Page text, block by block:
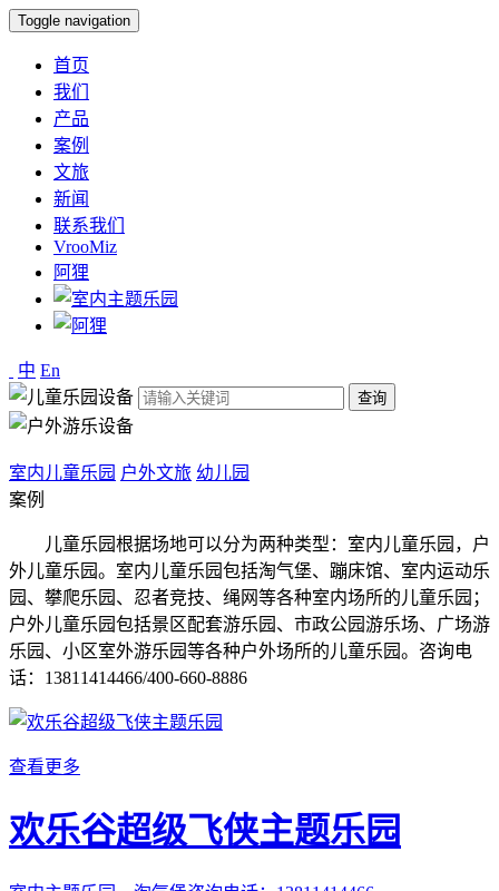
Toggle navigation
首页
我们
产品
案例
文旅
新闻
联系我们
VrooMiz
阿狸
中 En
查询
室内儿童乐园 户外文旅 幼儿园
案例
儿童乐园根据场地可以分为两种类型：室内儿童乐园，户
外儿童乐园。室内儿童乐园包括淘气堡、蹦床馆、室内运动乐
园、攀爬乐园、忍者竞技、绳网等各种室内场所的儿童乐园；
户外儿童乐园包括景区配套游乐园、市政公园游乐场、广场游
乐园、小区室外游乐园等各种户外场所的儿童乐园。咨询电
话：13811414466/400-660-8886
查看更多
欢乐谷超级飞侠主题乐园